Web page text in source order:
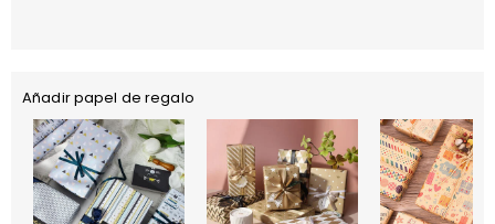
Añadir papel de regalo